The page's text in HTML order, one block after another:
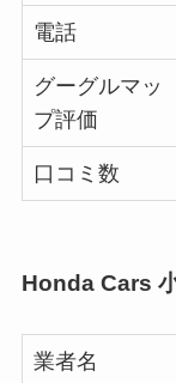
電話
グーグルマッ
プ評価
口コミ数
Honda Cars
業者名